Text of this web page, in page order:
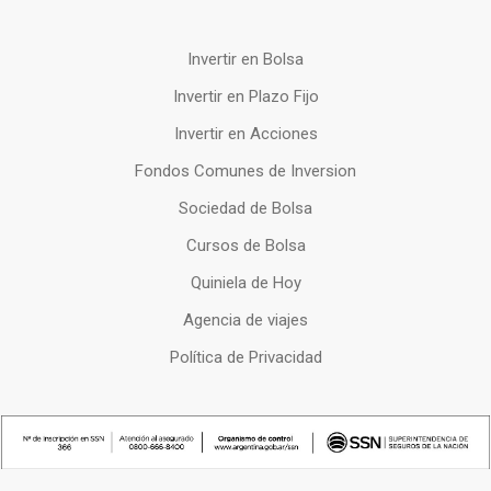
Invertir en Bolsa
Invertir en Plazo Fijo
Invertir en Acciones
Fondos Comunes de Inversion
Sociedad de Bolsa
Cursos de Bolsa
Quiniela de Hoy
Agencia de viajes
Política de Privacidad